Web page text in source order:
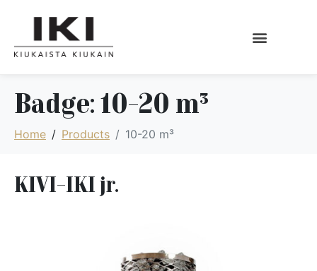
Badge:10-20 m³
Home Products 10-20 m³
KIVI-IKI jr.